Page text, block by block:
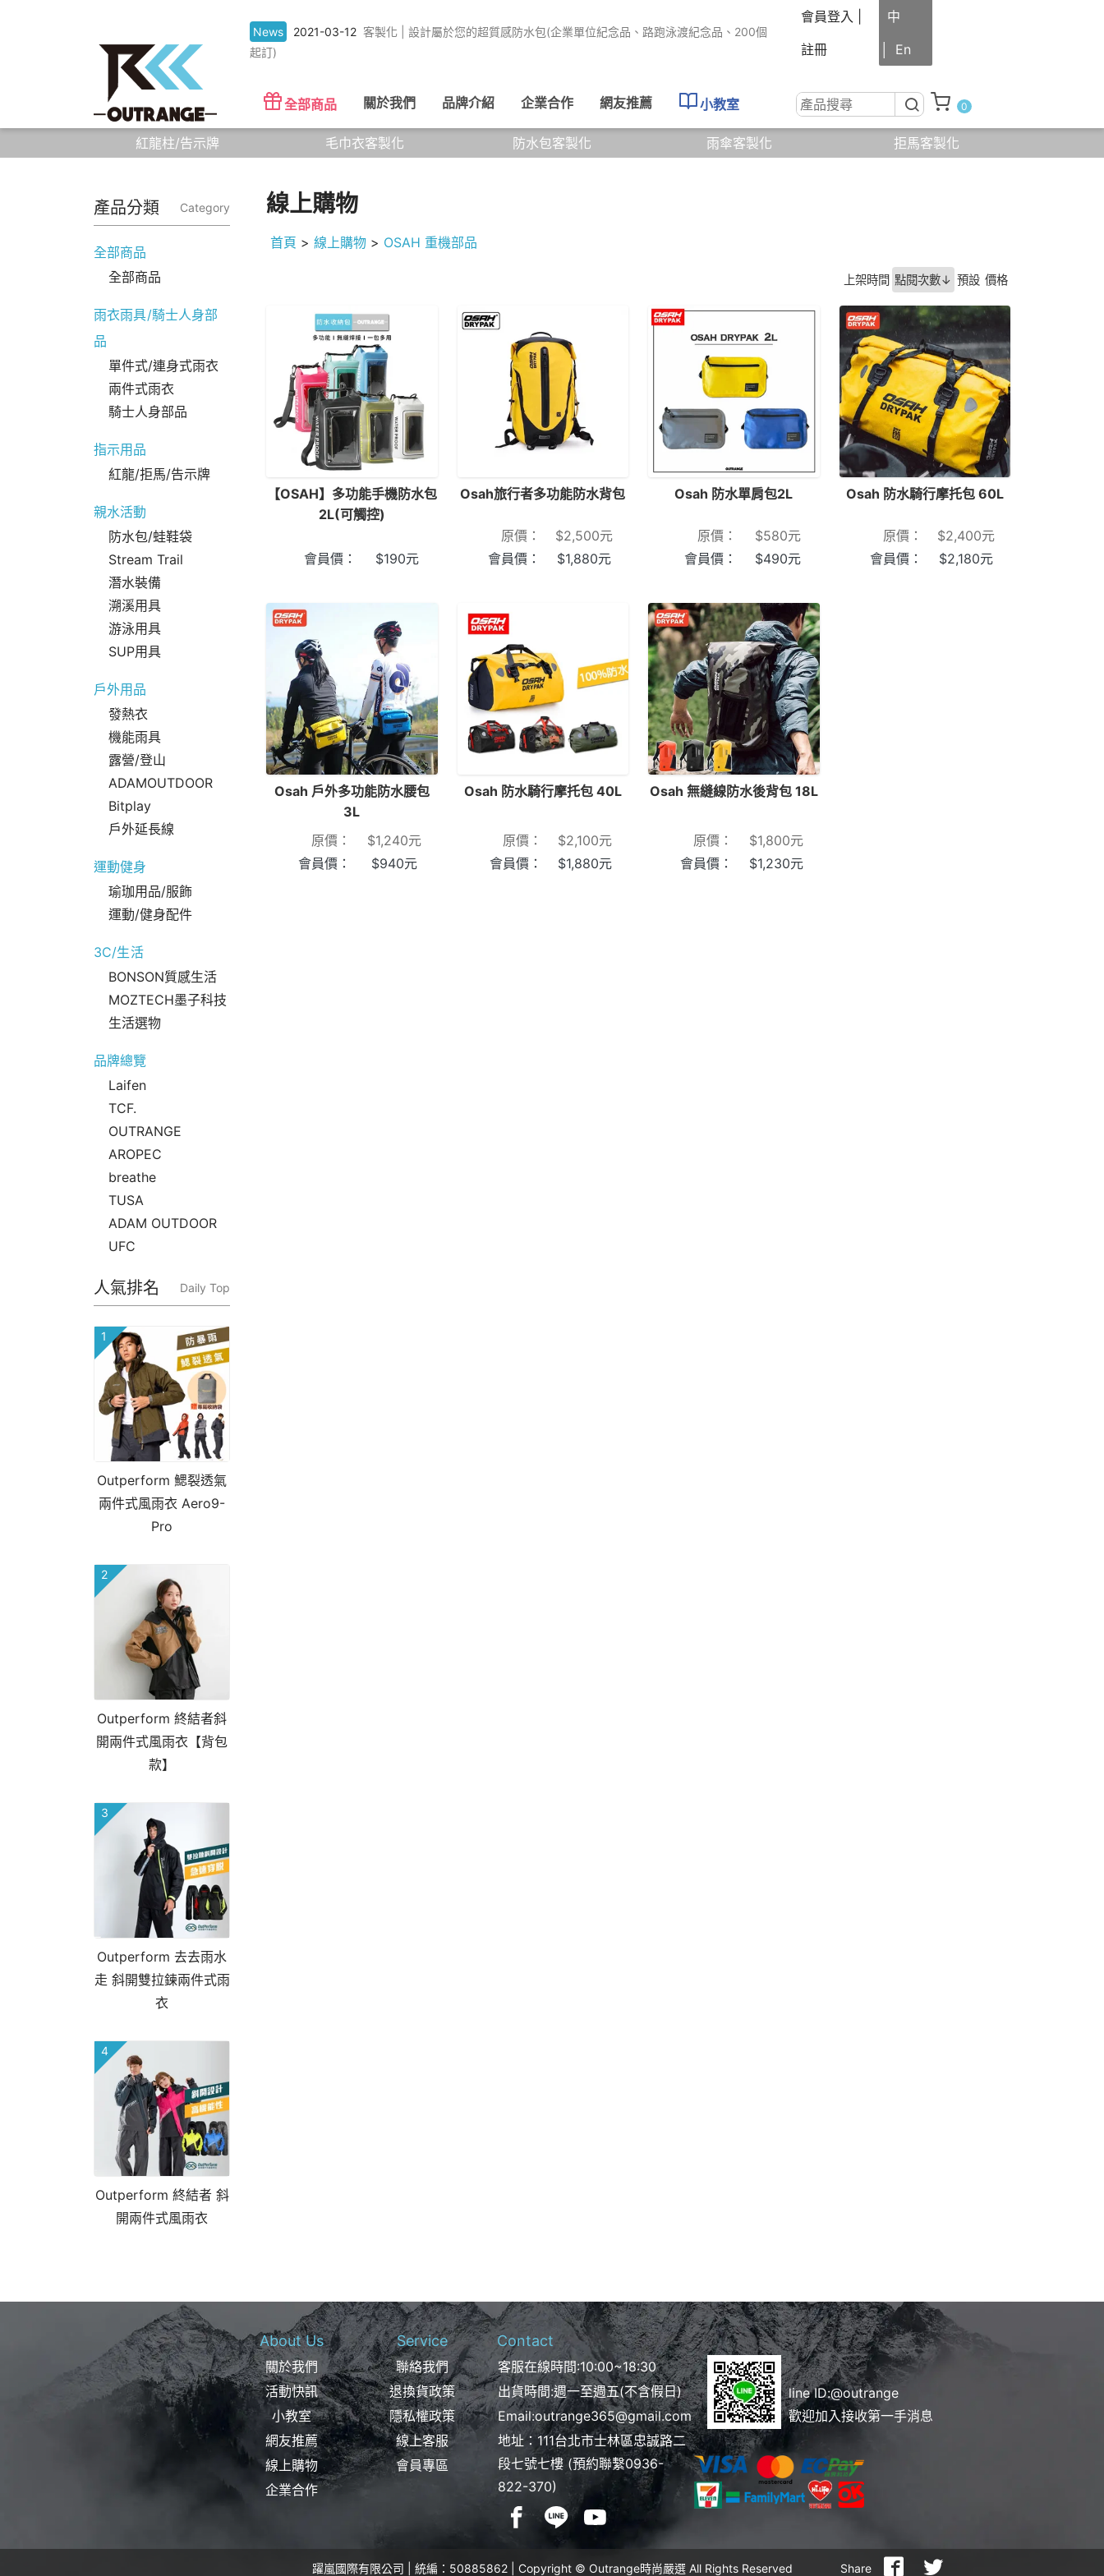
News 2021-03-12 客製化 | 設計屬於您的超質感防水包(企業單位紀念品、路跑泳渡紀念品、200個
起訂)
全部商品 關於我們 品牌介紹 企業合作 網友推薦 小教室
會員登入
註冊
中
En
0
紅龍柱/告示牌 毛巾衣客製化 防水包客製化 雨傘客製化 拒馬客製化
產品分類 Category
全部商品
全部商品
雨衣雨具/騎士人身部
品
單件式/連身式雨衣
兩件式雨衣
騎士人身部品
指示用品
紅龍/拒馬/告示牌
親水活動
防水包/蛙鞋袋
Stream Trail
潛水裝備
溯溪用具
游泳用具
SUP用具
戶外用品
發熱衣
機能雨具
露營/登山
ADAMOUTDOOR
Bitplay
戶外延長線
運動健身
瑜珈用品/服飾
運動/健身配件
3C/生活
BONSON質感生活
MOZTECH墨子科技
生活選物
品牌總覽
Laifen
TCF.
OUTRANGE
AROPEC
breathe
TUSA
ADAM OUTDOOR
UFC
人氣排名 Daily Top
1
Outperform 鰓裂透氣
兩件式風雨衣 Aero9-
Pro
2
Outperform 終結者斜
開兩件式風雨衣【背包
款】
3
Outperform 去去雨水
走 斜開雙拉鍊兩件式雨
衣
4
Outperform 終結者 斜
開兩件式風雨衣
線上購物
首頁 > 線上購物 > OSAH 重機部品
上架時間 點閱次數↓ 預設 價格
【OSAH】多功能手機防水包
2L(可觸控)
會員價： $190元
Osah旅行者多功能防水背包
原價： $2,500元
會員價：
$1,880元
Osah 防水單肩包2L
原價： $580元
會員價：
$490元
Osah 防水騎行摩托包 60L
原價： $2,400元
會員價：
$2,180元
Osah 戶外多功能防水腰包
3L
原價：
$1,240元
會員價：
$940元
Osah 防水騎行摩托包 40L
原價： $2,100元
會員價：
$1,880元
Osah 無縫線防水後背包 18L
原價： $1,800元
會員價：
$1,230元
About Us
關於我們
活動快訊
小教室
網友推薦
線上購物
企業合作
Service
聯絡我們
退換貨政策
隱私權政策
線上客服
會員專區
Contact
客服在線時間:10:00~18:30
出貨時間:週一至週五(不含假日)
Email:outrange365@gmail.com
地址：111台北市士林區忠誠路二
段七號七樓 (預約聯繫0936-
822-370)
line ID:@outrange
歡迎加入接收第一手消息
躍嵐國際有限公司 | 統編：50885862 | Copyright © Outrange時尚嚴選 All Rights Reserved Share